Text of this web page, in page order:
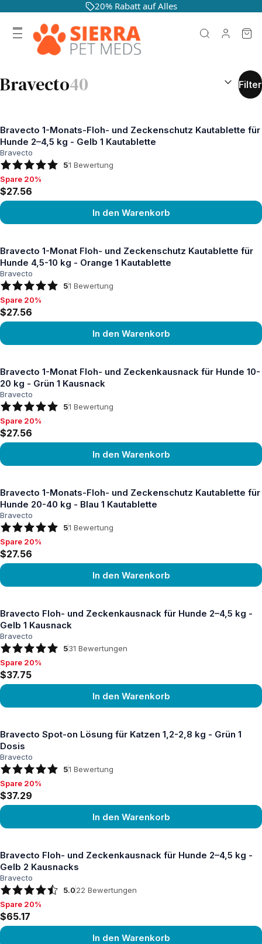
20% Rabatt auf Alles
Bravecto40 Filter
Bravecto 1-Monats-Floh- und Zeckenschutz Kautablette für
Hunde 2–4,5 kg - Gelb 1 Kautablette
Bravecto
51 Bewertung
Spare 20%, $27.56
Spare 20%
$27.56
In den Warenkorb
Bravecto 1-Monat Floh- und Zeckenschutz Kautablette für
Hunde 4,5-10 kg - Orange 1 Kautablette
Bravecto
51 Bewertung
Spare 20%, $27.56
Spare 20%
$27.56
In den Warenkorb
Bravecto 1-Monat Floh- und Zeckenkausnack für Hunde 10-
20 kg - Grün 1 Kausnack
Bravecto
51 Bewertung
Spare 20%, $27.56
Spare 20%
$27.56
In den Warenkorb
Bravecto 1-Monats-Floh- und Zeckenschutz Kautablette für
Hunde 20-40 kg - Blau 1 Kautablette
Bravecto
51 Bewertung
Spare 20%, $27.56
Spare 20%
$27.56
In den Warenkorb
Bravecto Floh- und Zeckenkausnack für Hunde 2–4,5 kg -
Gelb 1 Kausnack
Bravecto
531 Bewertungen
Spare 20%, $37.75
Spare 20%
$37.75
In den Warenkorb
Bravecto Spot-on Lösung für Katzen 1,2-2,8 kg - Grün 1
Dosis
Bravecto
51 Bewertung
Spare 20%, $37.29
Spare 20%
$37.29
In den Warenkorb
Bravecto Floh- und Zeckenkausnack für Hunde 2–4,5 kg -
Gelb 2 Kausnacks
Bravecto
5.022 Bewertungen
Spare 20%, $65.17
Spare 20%
$65.17
In den Warenkorb